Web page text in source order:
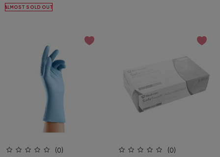
ALMOST SOLD OUT
(0) (0)